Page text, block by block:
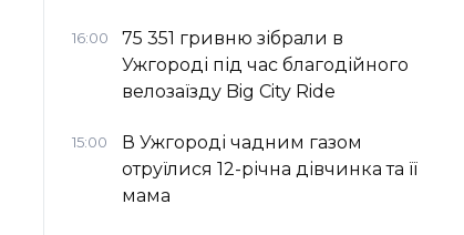
16:00
75 351 гривню зібрали в
Ужгороді під час благодійного
велозаїзду Big Сity Ride
15:00
В Ужгороді чадним газом
отруїлися 12-річна дівчинка та її
мама